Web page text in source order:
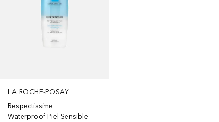
LA ROCHE-POSAY
Respectissime
Waterproof Piel Sensible